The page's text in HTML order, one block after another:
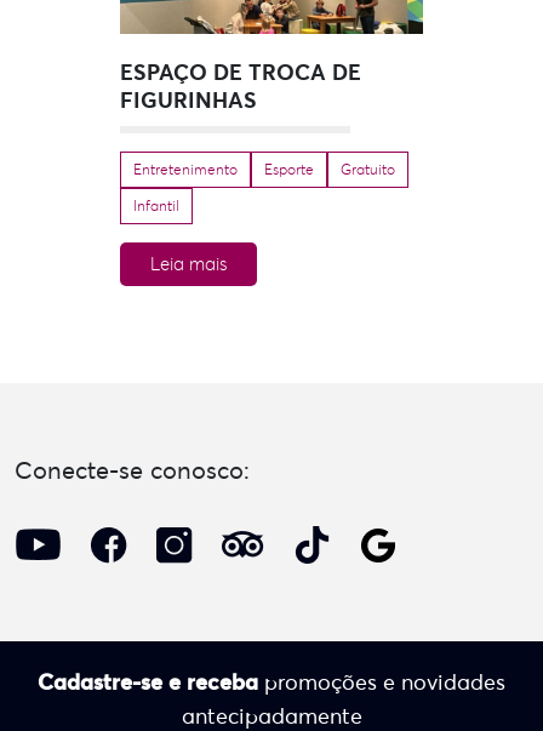
ESPAÇO DE TROCA DE
FIGURINHAS
Entretenimento Esporte
Gratuito
Infantil
Leia mais
Conecte-se conosco:
Cadastre-se e receba promoções e novidades
antecipadamente